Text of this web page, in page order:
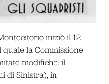
iniziò il 12
la Commissione
modifiche: il
di Sinistra), in